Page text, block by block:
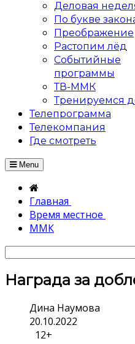
Деловая
По букве
Преображение
Растопим лёд
Событийные
программы
ТВ-ММК
Тренируемся
Телепрограмма
Телекомпания
Где смотреть
Menu
Главная
Время местное
ММК
Награда за
Дина Наумова
20.10.2022
12+